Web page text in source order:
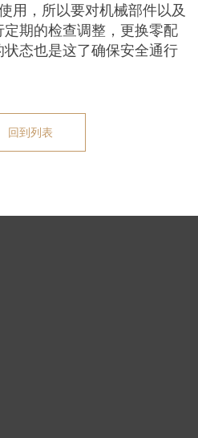
用，所以要对机械部件以及
期的检查调整，更换零配
态也是这了确保安全通行
回到列表